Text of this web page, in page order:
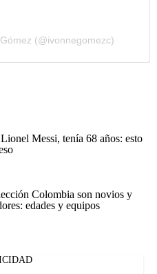
(@ivonnegomezc)
Messi, tenía 68 años: esto
Colombia son novios y
edades y equipos